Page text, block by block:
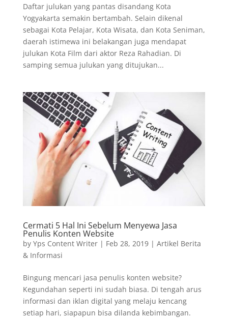
Daftar julukan yang pantas disandang Kota
Yogyakarta semakin bertambah. Selain dikenal
sebagai Kota Pelajar, Kota Wisata, dan Kota Seniman,
daerah istimewa ini belakangan juga mendapat
julukan Kota Film dari aktor Reza Rahadian. Di
samping semua julukan yang ditujukan...
Cermati 5 Hal Ini Sebelum Menyewa Jasa
Penulis Konten Website
by Yps Content Writer| Feb 28, 2019| Artikel Berita
& Informasi
Bingung mencari jasa penulis konten website?
Kegundahan seperti ini sudah biasa. Di tengah arus
informasi dan iklan digital yang melaju kencang
setiap hari, siapapun bisa dilanda kebimbangan.